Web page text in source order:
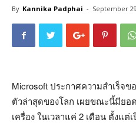
By Kannika Padphai - September
Microsoft ประกาศความสำเร็จ
ตัวล่าสุดของโลก เผยขณะนี้มียอ
เครื่อง ในเวลาแค่ 2 เดือน ตั้งแ